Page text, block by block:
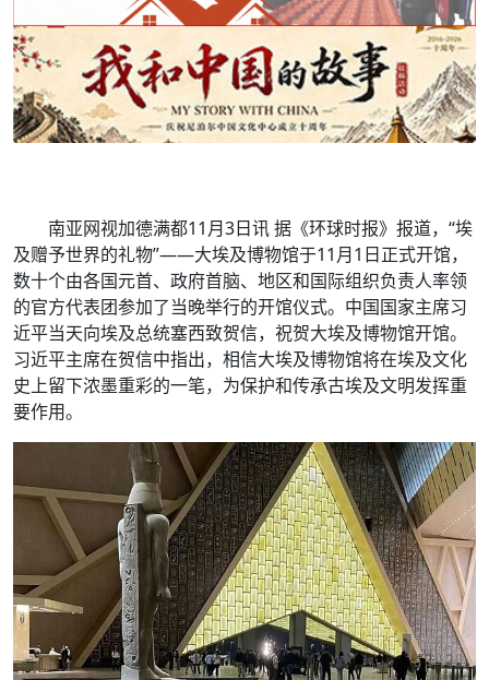
南亚网视加德满都11月3日讯 据《环球时报》报道，“埃
及赠予世界的礼物”——大埃及博物馆于11月1日正式开馆，
数十个由各国元首、政府首脑、地区和国际组织负责人率领
的官方代表团参加了当晚举行的开馆仪式。中国国家主席习
近平当天向埃及总统塞西致贺信，祝贺大埃及博物馆开馆。
习近平主席在贺信中指出，相信大埃及博物馆将在埃及文化
史上留下浓墨重彩的一笔，为保护和传承古埃及文明发挥重
要作用。